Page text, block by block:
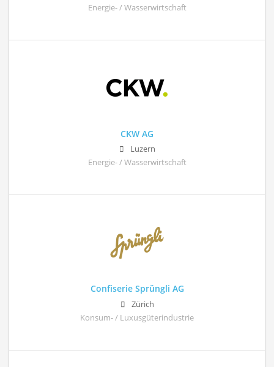
Energie- / Wasserwirtschaft
CKW AG
Luzern
Energie- / Wasserwirtschaft
Confiserie Sprüngli AG
Zürich
Konsum- / Luxusgüterindustrie